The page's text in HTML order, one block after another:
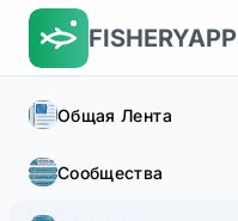
FISHERYAPP
Общая Лента
Сообщества